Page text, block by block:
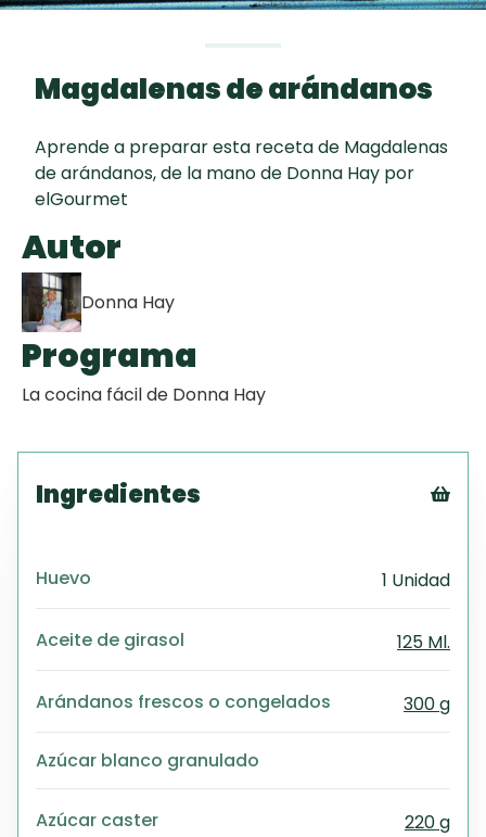
Chispas de
Chocolate
Key Lime Pie
Magdalenas de arándanos
Aprende a preparar esta receta de Magdalenas
de arándanos, de la mano de Donna Hay por
elGourmet
Autor
Donna Hay
Programa
La cocina fácil de Donna Hay
Ingredientes
Huevo 1 Unidad
Aceite de girasol 125 Ml.
Arándanos frescos o congelados 300 g
Azúcar blanco granulado
Azúcar caster 220 g